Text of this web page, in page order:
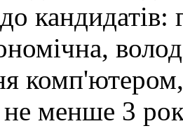
кандидатів:
менше 3